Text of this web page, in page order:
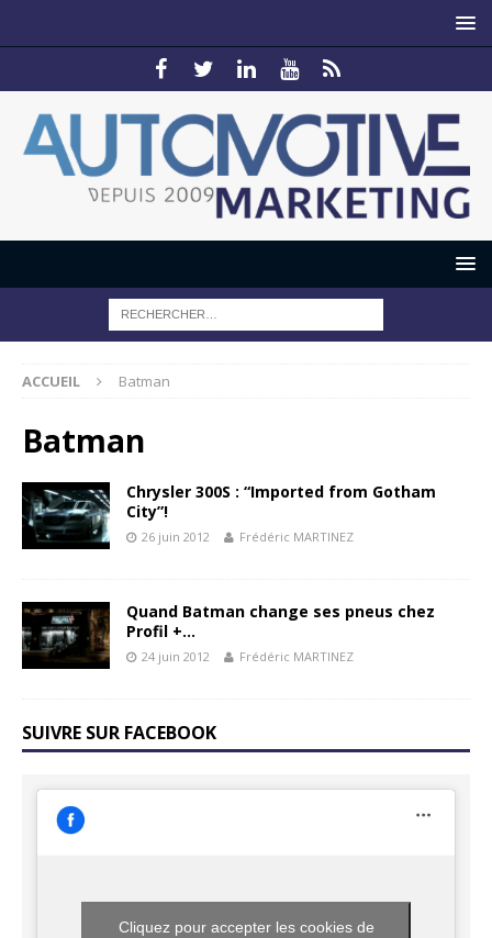
ACCUEIL Batman
Batman
Chrysler 300S : “Imported from Gotham
City”!
26 juin 2012 Frédéric MARTINEZ
Quand Batman change ses pneus chez
Profil +…
24 juin 2012 Frédéric MARTINEZ
SUIVRE SUR FACEBOOK
Cliquez pour accepter les cookies de